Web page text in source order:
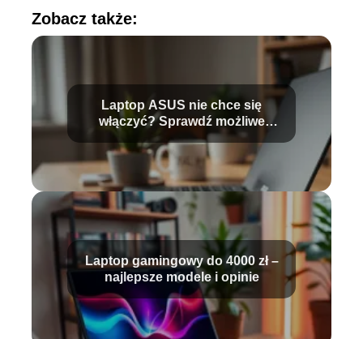
Zobacz także:
Laptop ASUS nie chce się
włączyć? Sprawdź możliwe
przyczyny!
Laptop gamingowy do 4000 zł –
najlepsze modele i opinie